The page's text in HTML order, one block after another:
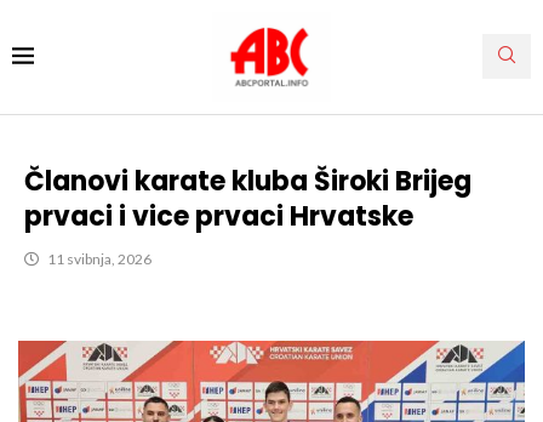
Članovi karate kluba Široki Brijeg
prvaci i vice prvaci Hrvatske
11 svibnja, 2026